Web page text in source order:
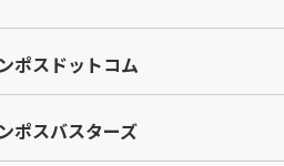
ポスドットコム
ポスバスターズ